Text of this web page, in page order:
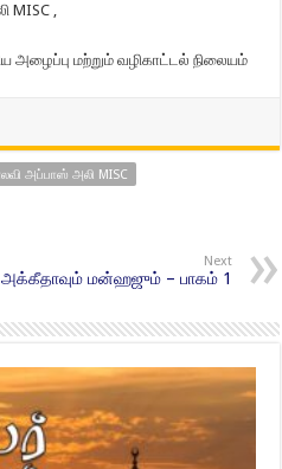
MISC ,
மற்றும் வழிகாட்டல் நிலையம்
அப்பாஸ் அலி MISC
Next
அக்கீதாவும் மன்ஹஜும் – பாகம் 1